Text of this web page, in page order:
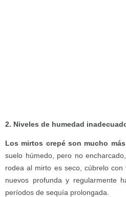
2. Niveles de humedad
Los mirtos crepé son mucho
suelo húmedo, pero no
rodea al mirto es seco, cúbrelo
nuevos profunda y regularmente
períodos de sequía prolongada.